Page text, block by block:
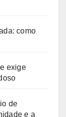
como
exige
de
e a